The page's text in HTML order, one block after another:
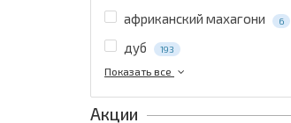
африканский махагони 6
дуб 193
Показать все
Акции